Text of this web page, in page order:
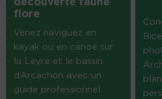
découverte faune
flore
Venez naviguez en
kayak ou en canoë sur
la Leyre et le bassin
d’Arcachon avec un
guide professionnel.